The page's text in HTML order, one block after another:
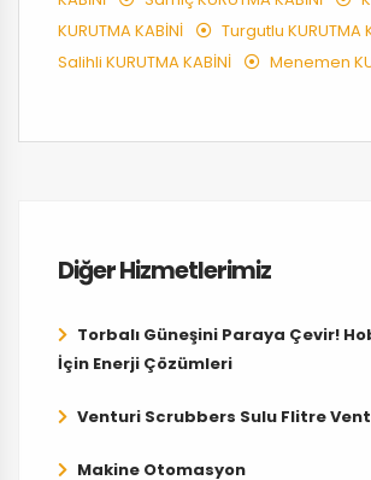
KURUTMA KABİNİ
Turgutlu KURUTMA
Salihli KURUTMA KABİNİ
Menemen
Diğer Hizmetlerimiz
Torbalı Güneşini Paraya Çevir!
İçin Enerji Çözümleri
Venturi Scrubbers Sulu Flitre
Makine Otomasyon